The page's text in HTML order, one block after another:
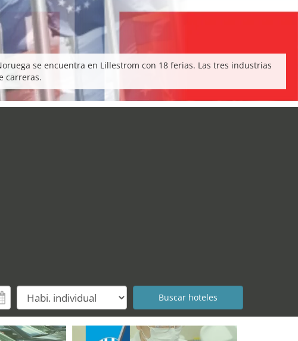
se encuentra en Lillestrom con 18 ferias. Las tres industrias
carreras.